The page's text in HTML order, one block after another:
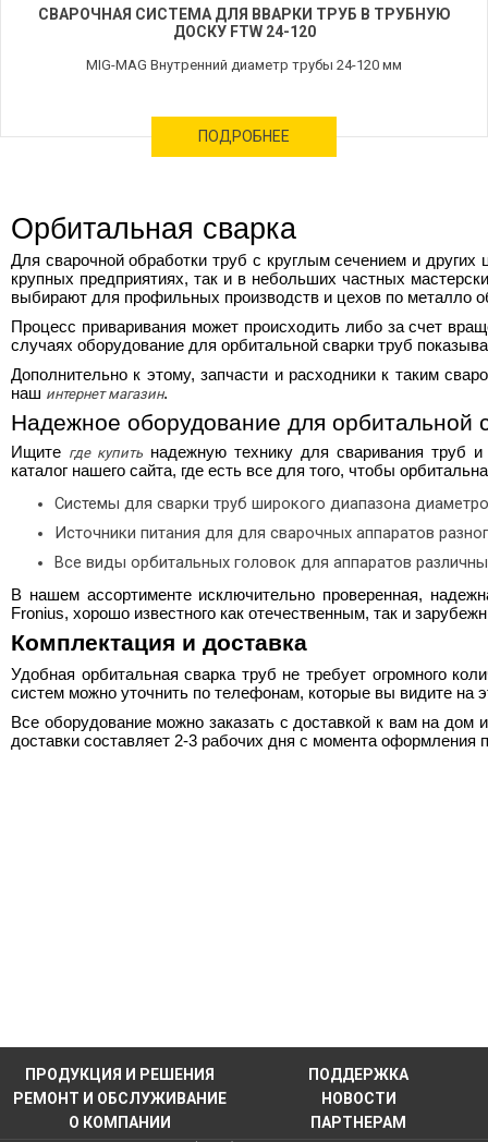
СВАРОЧНАЯ СИСТЕМА ДЛЯ ВВАРКИ ТРУБ В ТРУБНУЮ
ДОСКУ FTW 24-120
MIG-MAG Внутренний диаметр трубы 24-120 мм
ПОДРОБНЕЕ
Орбитальная сварка
Для сварочной обработки труб с круглым сечением и других
крупных предприятиях, так и в небольших частных
выбирают для профильных производств и цехов по металло
Процесс приваривания может происходить либо за счет
случаях оборудование для орбитальной сварки труб
Дополнительно к этому, запчасти и расходники к таким
наш интернет магазин.
Надежное оборудование для орбитальной
Ищите где купить надежную технику для сваривания труб
каталог нашего сайта, где есть все для того, чтобы
Системы для сварки труб широкого диапазона
Источники питания для для сварочных аппаратов
Все виды орбитальных головок для аппаратов
В нашем ассортименте исключительно проверенная,
Fronius, хорошо известного как отечественным, так и
Комплектация и доставка
Удобная орбитальная сварка труб не требует огромного
систем можно уточнить по телефонам, которые вы видите на
Все оборудование можно заказать с доставкой к вам на дом
доставки составляет 2-3 рабочих дня с момента оформления
ПРОДУКЦИЯ И РЕШЕНИЯ
ПОДДЕРЖКА
РЕМОНТ И ОБСЛУЖИВАНИЕ
НОВОСТИ
О КОМПАНИИ
ПАРТНЕРАМ